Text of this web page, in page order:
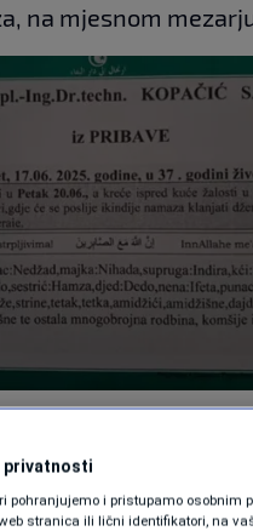
na mjesnom
ostavio je dubok trag u
zajednici.
privatnosti
pohranjujemo i pristupamo osobnim
stranica ili lični identifikatori, na